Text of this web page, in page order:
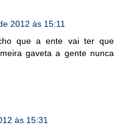
2012 às 15:11
que a ente vai ter que
gaveta a gente nunca
às 15:31